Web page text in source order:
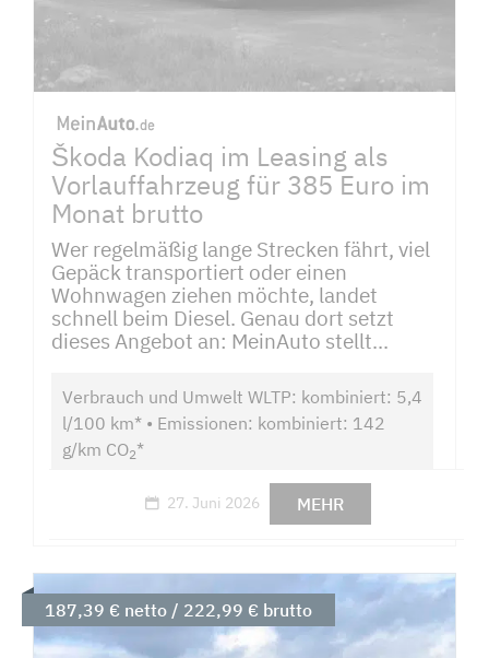
Škoda Kodiaq im Leasing als
Vorlauffahrzeug für 385 Euro im
Monat brutto
Wer regelmäßig lange Strecken fährt, viel
Gepäck transportiert oder einen
Wohnwagen ziehen möchte, landet
schnell beim Diesel. Genau dort setzt
dieses Angebot an: MeinAuto stellt...
Verbrauch und Umwelt WLTP: kombiniert: 5,4
l/100 km* • Emissionen: kombiniert: 142
g/km CO2*
27. Juni 2026 MEHR
187,39 € netto / 222,99 € brutto